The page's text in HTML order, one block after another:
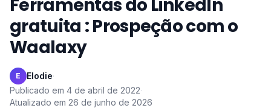
Ferramentas do LinkedIn
gratuita : Prospeção com o
Waalaxy
E Elodie·
Publicado em 4 de abril de 2022·
Atualizado em 26 de junho de 2026